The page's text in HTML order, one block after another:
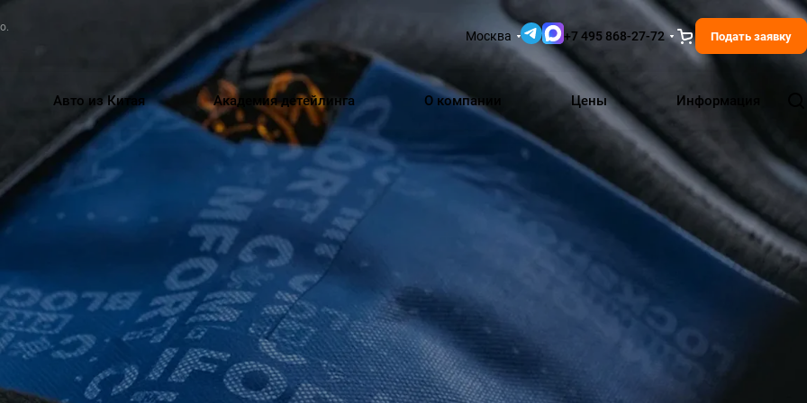
Москва +7 495 868-27-72 Подать заявку
Авто из Китая Академия детейлинга О компании Цены Информация